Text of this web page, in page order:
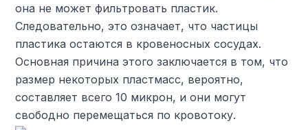
она не может фильтровать пластик.
Следовательно, это означает, что частицы
пластика остаются в кровеносных сосудах.
Основная причина этого заключается в том, что
размер некоторых пластмасс, вероятно,
составляет всего 10 микрон, и они могут
свободно перемещаться по кровотоку.